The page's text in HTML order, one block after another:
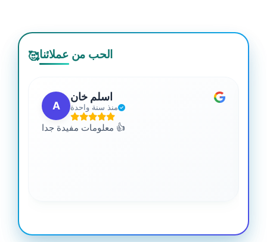
🥰الحب من عملائنا
A
اسلم خان
منذ سنة واحدة
معلومات مفيدة جدا 👍